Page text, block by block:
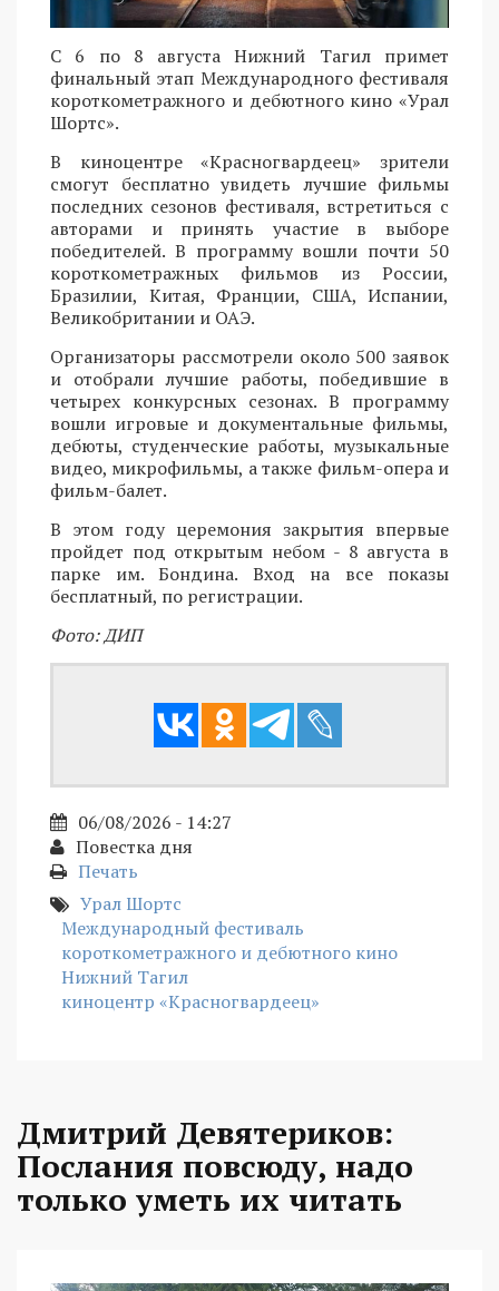
С 6 по 8 августа Нижний Тагил примет
финальный этап Международного фестиваля
короткометражного и дебютного кино «Урал
Шортс».
В киноцентре «Красногвардеец» зрители
смогут бесплатно увидеть лучшие фильмы
последних сезонов фестиваля, встретиться с
авторами и принять участие в выборе
победителей. В программу вошли почти 50
короткометражных фильмов из России,
Бразилии, Китая, Франции, США, Испании,
Великобритании и ОАЭ.
Организаторы рассмотрели около 500 заявок
и отобрали лучшие работы, победившие в
четырех конкурсных сезонах. В программу
вошли игровые и документальные фильмы,
дебюты, студенческие работы, музыкальные
видео, микрофильмы, а также фильм-опера и
фильм-балет.
В этом году церемония закрытия впервые
пройдет под открытым небом - 8 августа в
парке им. Бондина. Вход на все показы
бесплатный, по регистрации.
Фото: ДИП
06/08/2026 - 14:27
Повестка дня
Печать
Урал Шортс
Международный фестиваль
короткометражного и дебютного кино
Нижний Тагил
киноцентр «Красногвардеец»
Дмитрий Девятериков:
Послания повсюду, надо
только уметь их читать